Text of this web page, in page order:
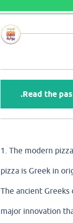
Read the
1. The modern
pizza is Greek in
The ancient
major innovation